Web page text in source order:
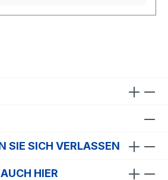
SIE SICH VERLASSEN
HIER